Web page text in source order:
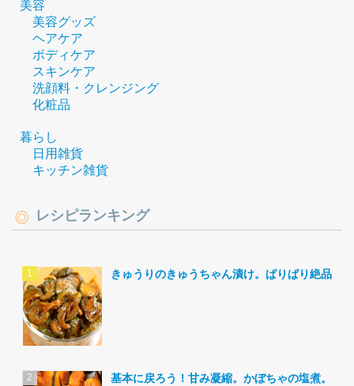
美容
美容グッズ
ヘアケア
ボディケア
スキンケア
洗顔料・クレンジング
化粧品
暮らし
日用雑貨
キッチン雑貨
レシピランキング
きゅうりのきゅうちゃん漬け。ぱりぱり絶品。
基本に戻ろう！甘み凝縮。かぼちゃの塩煮。